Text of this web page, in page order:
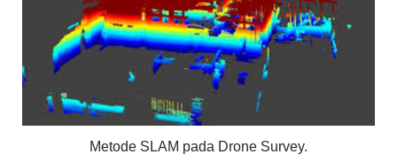
Metode SLAM pada Drone Survey.